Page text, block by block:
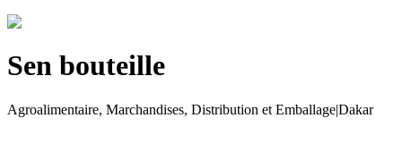
Sen bouteille
Agroalimentaire, Marchandises, Distribution et Emballage|Dakar